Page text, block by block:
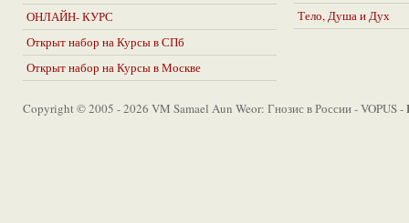
ОНЛАЙН- КУРС
Открыт набор на Курсы в СПб
Открыт набор на Курсы в Москве
Тело, Душа и Дух
Copyright © 2005 - 2026 VM Samael Aun Weor: Гнозис в России - VOPUS -